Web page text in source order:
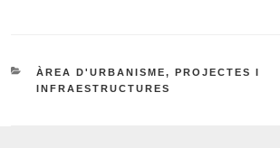
CATEGORÍAS
ÀREA D'URBANISME, PROJECTES I
INFRAESTRUCTURES